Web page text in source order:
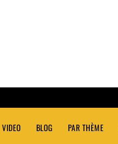
VIDEO BLOG PAR THÈME